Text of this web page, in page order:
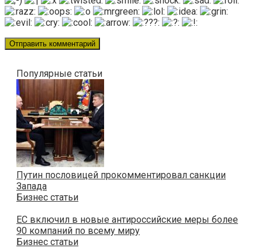
Популярные статьи
Путин пословицей прокомментировал санкции
Запада
Бизнес статьи
ЕС включил в новые антироссийские меры более
90 компаний по всему миру
Бизнес статьи